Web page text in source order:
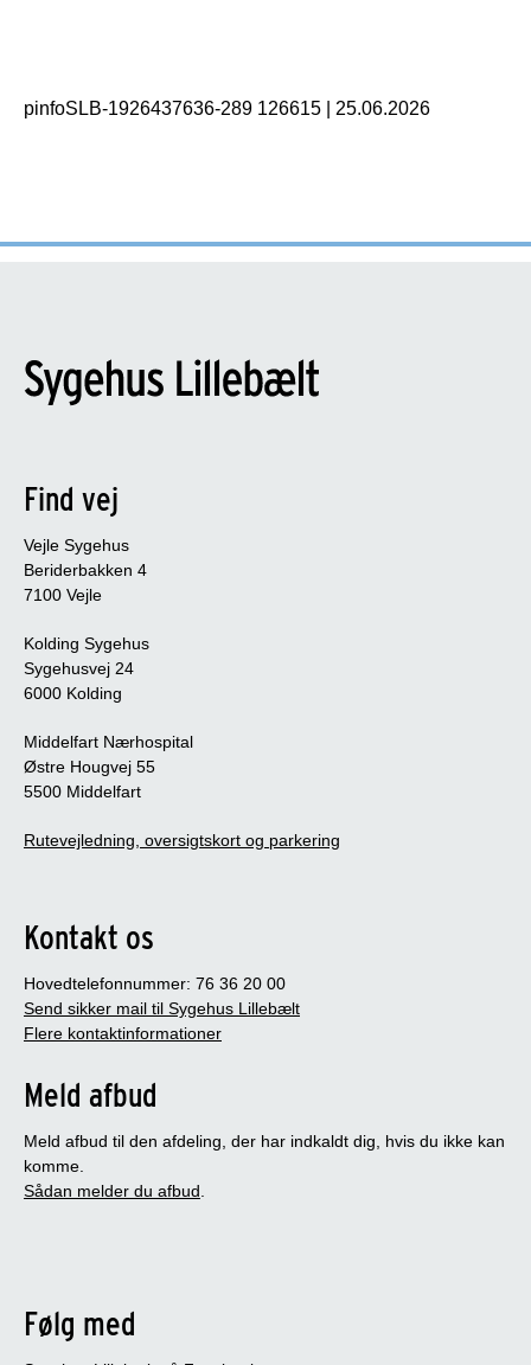
pinfoSLB-1926437636-289 126615 25.06.2026
Find vej
Vejle Sygehus
Beriderbakken 4
7100 Vejle
Kolding Sygehus
Sygehusvej 24
6000 Kolding
Middelfart Nærhospital
Østre Hougvej 55
5500 Middelfart
Rutevejledning, oversigtskort og parkering
Kontakt os
Hovedtelefonnummer: 76 36 20 00
Send sikker mail til Sygehus Lillebælt
Flere kontaktinformationer
Meld afbud
Meld afbud til den afdeling, der har indkaldt dig, hvis du ikke kan
komme.
Sådan melder du afbud
Følg med